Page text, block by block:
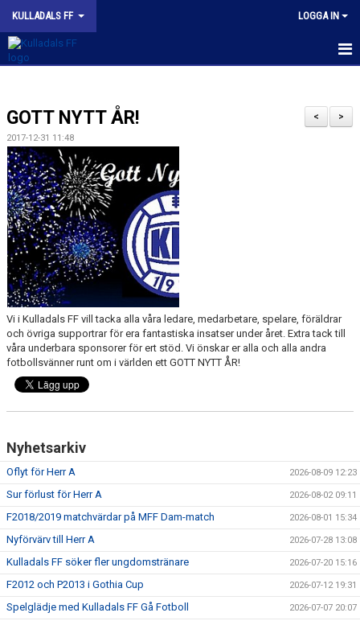
KULLADALS FF LOGGA IN
OM KLUBBEN
NYHETER
KONTAKT
INFORMATION MED POLICY
DOKUMENT
BILDGALLERI
MATCHER
INBETALNING
PROFILKLÄDER
MEDLEM INTRESSEANMÄLAN
>
<
GOTT NYTT ÅR!
2017-12-31 11:48
Vi i Kulladals FF vill tacka alla våra ledare, medarbetare, spelare, föräldrar
och övriga supportrar för era fantastiska insatser under året. Extra tack till
våra underbara sponsorer för ert stöd. Vi önskar er alla och alla andra
fotbollsvänner runt om i världen ett GOTT NYTT ÅR!
Nyhetsarkiv
Oflyt för Herr A 2026-08-09 12:23
Sur förlust för Herr A 2026-08-02 09:11
F2018/2019 matchvärdar på MFF Dam-match 2026-08-01 15:34
Nyförvärv till Herr A 2026-07-28 13:08
Kulladals FF söker fler ungdomstränare 2026-07-20 15:16
F2012 och P2013 i Gothia Cup 2026-07-12 19:31
Spelglädje med Kulladals FF Gå Fotboll 2026-07-07 20:07